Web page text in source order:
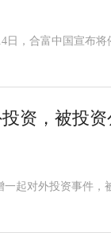
日，合富中国宣布
资，被投
起对外投资事件